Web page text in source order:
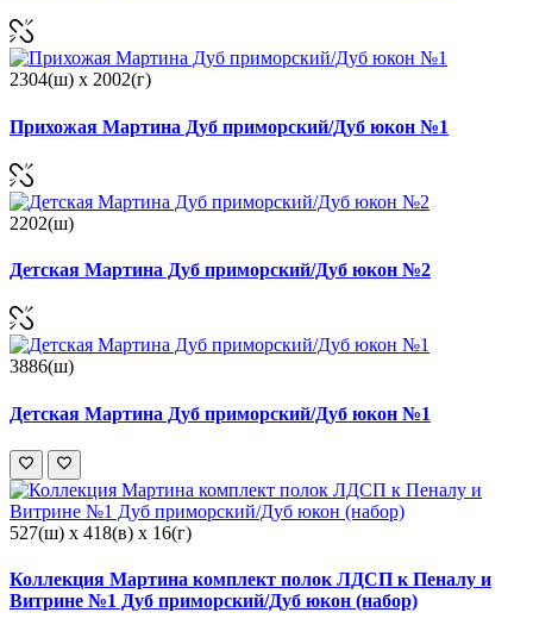
2304(ш) x 2002(г)
Прихожая Мартина Дуб приморский/Дуб юкон №1
2202(ш)
Детская Мартина Дуб приморский/Дуб юкон №2
3886(ш)
Детская Мартина Дуб приморский/Дуб юкон №1
527(ш) x 418(в) x 16(г)
Коллекция Мартина комплект полок ЛДСП к Пеналу и
Витрине №1 Дуб приморский/Дуб юкон (набор)